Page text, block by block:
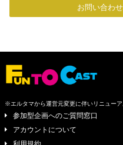
お問い合わ
※エルタマから運営元変更に伴いリニューア
参加型企画へのご質問窓口
アカウントについて